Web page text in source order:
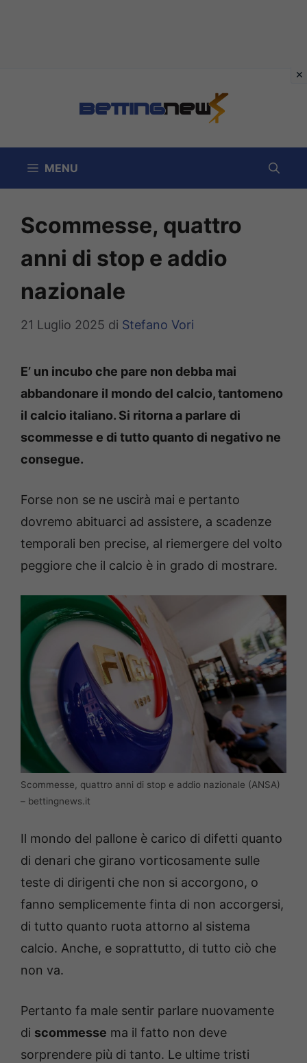
MENU
Scommesse, quattro
anni di stop e addio
nazionale
21 Luglio 2025 di Stefano Vori
E’ un incubo che pare non debba mai
abbandonare il mondo del calcio, tantomeno
il calcio italiano. Si ritorna a parlare di
scommesse e di tutto quanto di negativo ne
consegue.
Forse non se ne uscirà mai e pertanto
dovremo abituarci ad assistere, a scadenze
temporali ben precise, al riemergere del volto
peggiore che il calcio è in grado di mostrare.
Scommesse, quattro anni di stop e addio nazionale (ANSA)
– bettingnews.it
Il mondo del pallone è carico di difetti quanto
di denari che girano vorticosamente sulle
teste di dirigenti che non si accorgono, o
fanno semplicemente finta di non accorgersi,
di tutto quanto ruota attorno al sistema
calcio. Anche, e soprattutto, di tutto ciò che
non va.
Pertanto fa male sentir parlare nuovamente
di scommesse ma il fatto non deve
sorprendere più di tanto. Le ultime tristi